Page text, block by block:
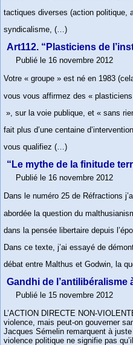
tactiques diverses (action politique,
syndicalisme, (…)
Art112. “Plasticiens de
Publié le 16 novembre 2012
Votre « groupe » est né en 1983
vous vous affirmez des «
», sur la voie publique, et « sans
fait plus d’une centaine
vous qualifiez (…)
“Le mythe de la finitude
Publié le 16 novembre 2012
Dans le numéro 25 de Réfractions
abordée la question du
dans la pensée libertaire depuis
Dans ce texte, j’ai essayé de
débat entre Malthus et Godwin, la
Gandhi de l’antilibéralisme
Publié le 15 novembre 2012
L’ACTION DIRECTE NON-
violence, mais peut-on gouverner
Jacques Sémelin remarquent à
violence politique ne signifie pas